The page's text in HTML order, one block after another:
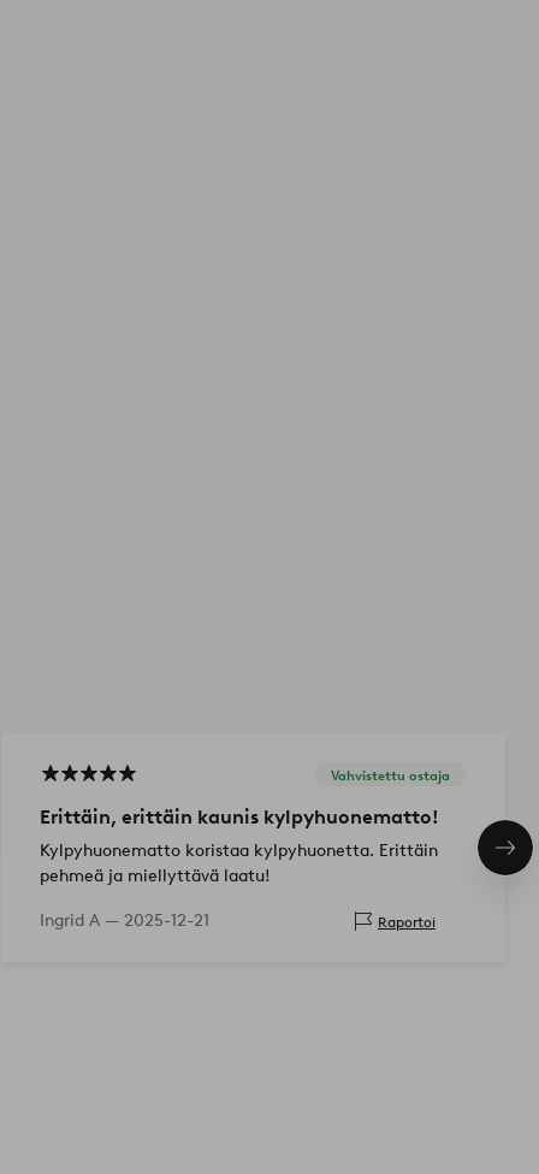
Vahvistettu ostaja
Erittäin, erittäin kaunis kylpyhuonematto!
Kylpyhuonematto koristaa kylpyhuonetta. Erittäin
pehmeä ja miellyttävä laatu!
Ingrid A — 2025-12-21 Raportoi